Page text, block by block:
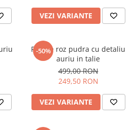
VEZI VARIANTE
-50%
Rochie roz pudra cu detaliu
auriu in talie
499,00 RON
249,50 RON
VEZI VARIANTE